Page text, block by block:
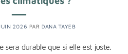
2026 PAR DANA TAYEB
sera durable que si elle est juste.